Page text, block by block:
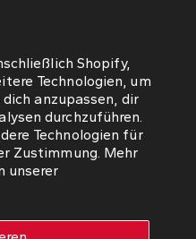
Shopify,
Technologien, um
anzupassen, dir
durchzuführen.
Technologien für
Zustimmung. Mehr
unserer